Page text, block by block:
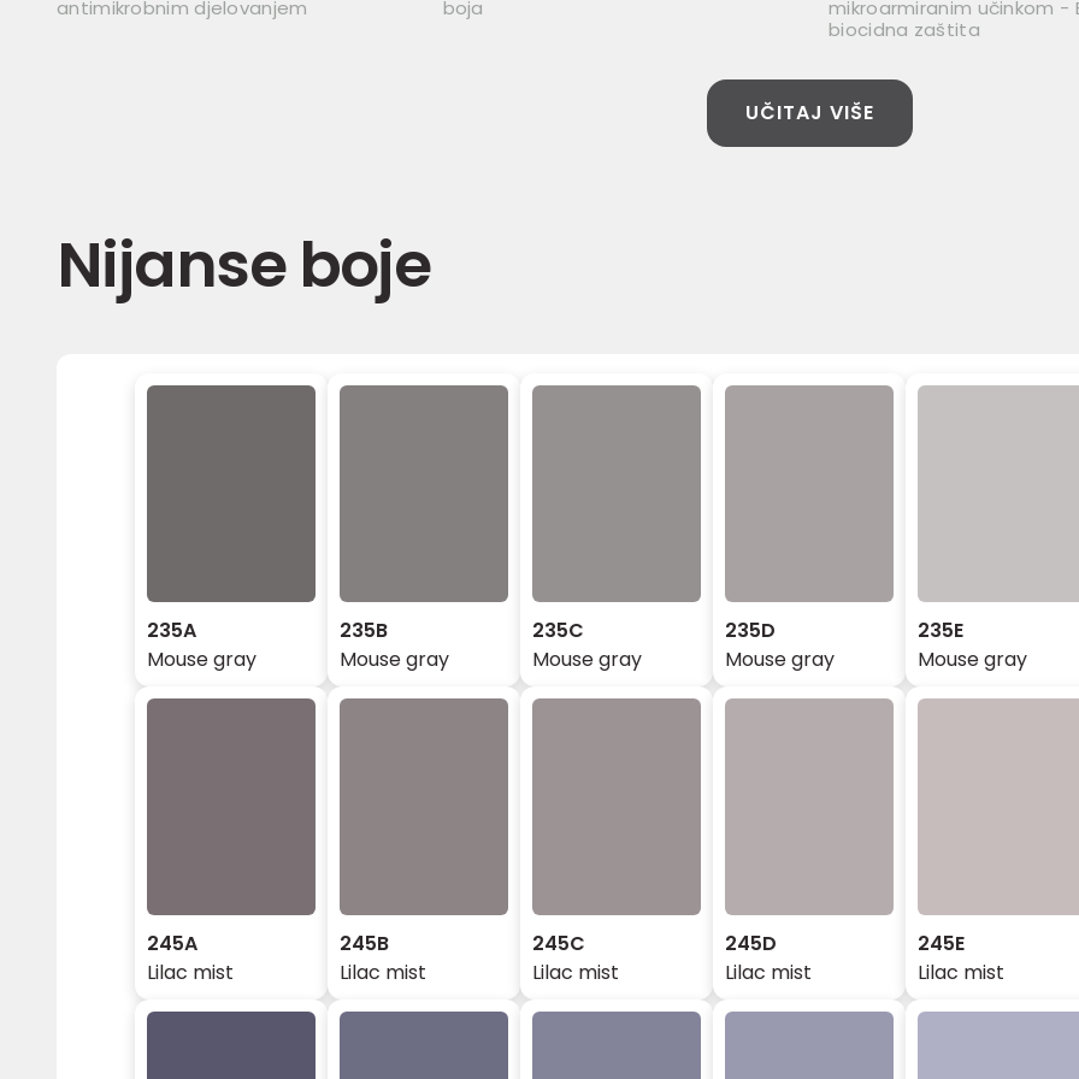
antimikrobnim djelovanjem
boja
mikroarmiranim učinkom -
biocidna zaštita
UČITAJ VIŠE
Nijanse boje
235A
Mouse gray
235B
Mouse gray
235C
Mouse gray
235D
Mouse gray
235E
Mouse gray
245A
Lilac mist
245B
Lilac mist
245C
Lilac mist
245D
Lilac mist
245E
Lilac mist